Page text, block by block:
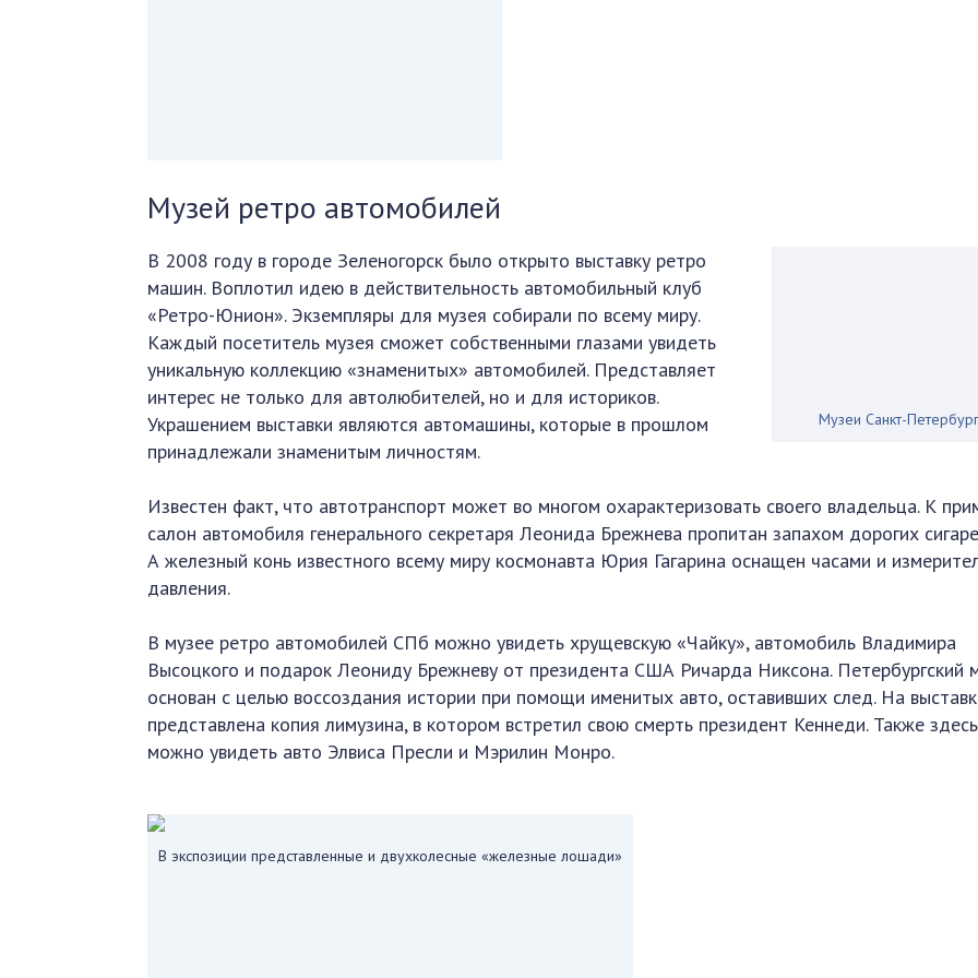
Музей ретро автомобилей
Музеи Санкт-
В 2008 году в городе Зеленогорск было открыто выставку ретро
машин. Воплотил идею в действительность автомобильный клуб
«Ретро-Юнион». Экземпляры для музея собирали по всему миру.
Каждый посетитель музея сможет собственными глазами увидеть
уникальную коллекцию «знаменитых» автомобилей. Представляет
интерес не только для автолюбителей, но и для историков.
Украшением выставки являются автомашины, которые в прошлом
принадлежали знаменитым личностям.
Известен факт, что автотранспорт может во многом охарактеризовать своего владельца. К
салон автомобиля генерального секретаря Леонида Брежнева пропитан запахом дорогих
А железный конь известного всему миру космонавта Юрия Гагарина оснащен часами и
давления.
В музее ретро автомобилей СПб можно увидеть хрущевскую «Чайку», автомобиль Владимира
Высоцкого и подарок Леониду Брежневу от президента США Ричарда Никсона. Петербургский
основан с целью воссоздания истории при помощи именитых авто, оставивших след. На
представлена копия лимузина, в котором встретил свою смерть президент Кеннеди. Также здесь
можно увидеть авто Элвиса Пресли и Мэрилин Монро.
В экспозиции представленные и двухколесные «железные лошади»